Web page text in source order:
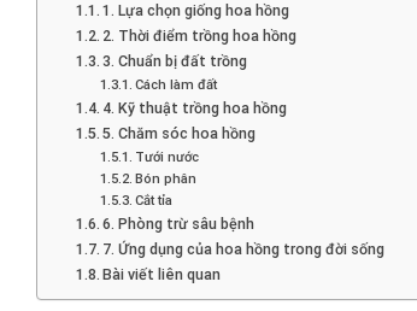
1. Lựa chọn giống hoa hồng
2. Thời điểm trồng hoa hồng
3. Chuẩn bị đất trồng
Cách làm đất
4. Kỹ thuật trồng hoa hồng
5. Chăm sóc hoa hồng
Tưới nước
Bón phân
Cắt tỉa
6. Phòng trừ sâu bệnh
7. Ứng dụng của hoa hồng trong đời sống
Bài viết liên quan